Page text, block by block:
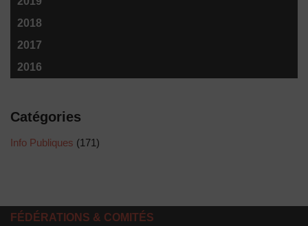
2018
2017
2016
Catégories
Info Publiques (171)
FÉDÉRATIONS & COMITÉS